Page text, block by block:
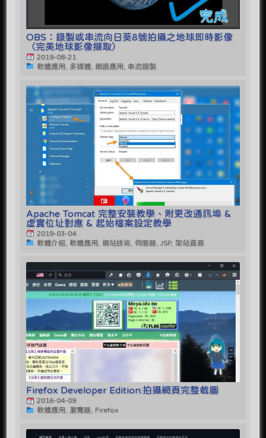
OBS：錄製或串流向日葵8號拍攝之地球即時影像
（完美地球影像擷取）
2019-08-21
軟體應用, 多媒體, 網路應用, 串流錄製
Apache Tomcat 完整安裝教學、附更改通訊埠 &
虛實位址對應 & 起始檔案設定教學
2019-03-04
軟體介紹, 軟體應用, 網站技術, 伺服器, JSP, 架站資源
Firefox Developer Edition:拍攝網頁完整截圖
2016-04-09
軟體應用, 瀏覽器, Firefox